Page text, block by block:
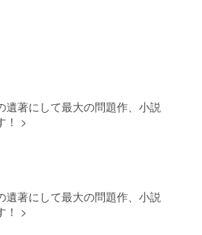
歌」（『対
法政大学出
著にして最大の問題作、小説
>
著にして最大の問題作、小説
>